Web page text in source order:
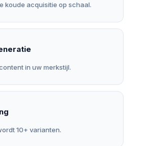
koude acquisitie op schaal.
in uw merkstijl.
10+ varianten.